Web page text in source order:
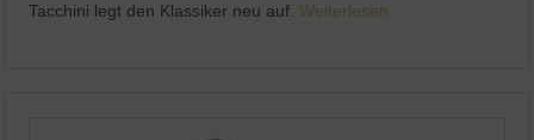
Tacchini legt den Klassiker neu auf.Weiterlesen